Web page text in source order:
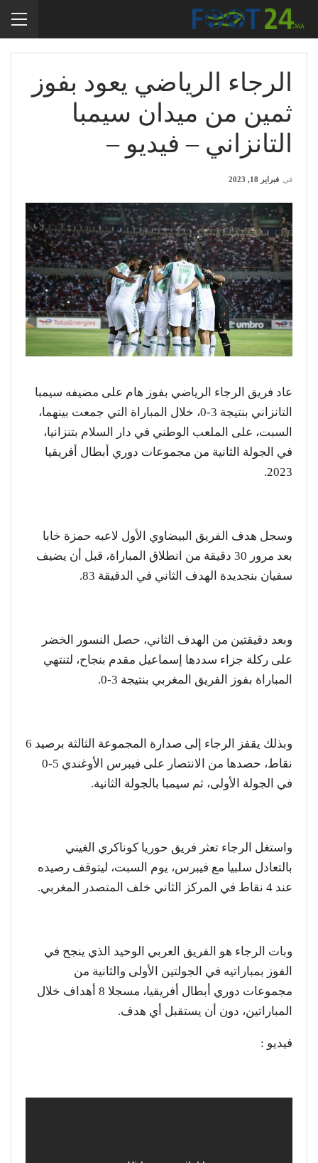
الرجاء الرياضي يعود بفوز
ثمين من ميدان سيمبا
التانزاني – فيديو –
في فبراير 18, 2023
عاد فريق الرجاء الرياضي بفوز هام على مضيفه سيمبا
التانزاني بنتيجة 3-0، خلال المباراة التي جمعت بينهما،
السبت، على الملعب الوطني في دار السلام بتنزانيا،
في الجولة الثانية من مجموعات دوري أبطال أفريقيا
2023.
وسجل هدف الفريق البيضاوي الأول لاعبه حمزة خابا
بعد مرور 30 دقيقة من انطلاق المباراة، قبل أن يضيف
سفيان بنجديدة الهدف الثاني في الدقيقة 83.
وبعد دقيقتين من الهدف الثاني، حصل النسور الخضر
على ركلة جزاء سددها إسماعيل مقدم بنجاح، لتنتهي
المباراة بفوز الفريق المغربي بنتيجة 3-0.
وبذلك يقفز الرجاء إلى صدارة المجموعة الثالثة برصيد 6
نقاط، حصدها من الانتصار على فيبرس الأوغندي 5-0
في الجولة الأولى، ثم سيمبا بالجولة الثانية.
واستغل الرجاء تعثر فريق حوريا كوناكري الغيني
بالتعادل سلبيا مع فيبرس، يوم السبت، ليتوقف رصيده
عند 4 نقاط في المركز الثاني خلف المتصدر المغربي.
وبات الرجاء هو الفريق العربي الوحيد الذي ينجح في
الفوز بمباراتيه في الجولتين الأولى والثانية من
مجموعات دوري أبطال أفريقيا، مسجلا 8 أهداف خلال
المباراتين، دون أن يستقبل أي هدف.
فيديو :